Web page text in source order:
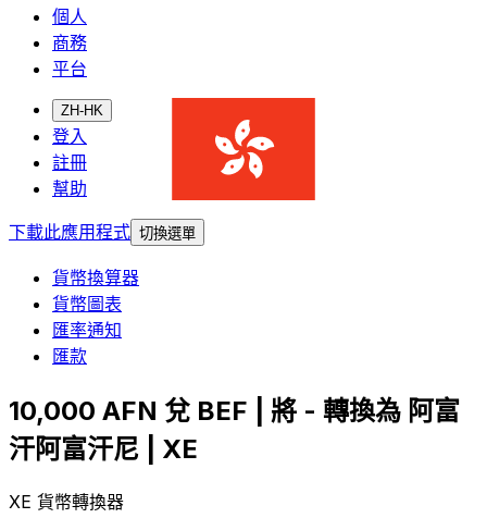
個人
商務
平台
ZH-HK
登入
註冊
幫助
下載此應用程式 切換選單
貨幣換算器
貨幣圖表
匯率通知
匯款
10,000 AFN 兌 BEF | 將 - 轉換為 阿富
汗阿富汗尼 | XE
XE 貨幣轉換器